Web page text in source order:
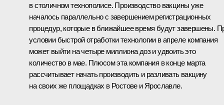
в столичном технополисе. Производство вакцины уже
началось параллельно с завершением регистрационных
процедур, которые в ближайшее время будут завершены.
условии быстрой отработки технологии в апреле компания
может выйти на четыре миллиона доз и удвоить это
количество в мае. Плюсом эта компания в конце марта
рассчитывает начать производить и разливать вакцину
на своих же площадках в Ростове и Ярославле.